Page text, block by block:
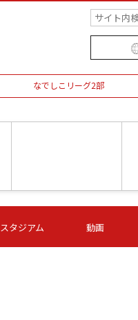
なでしこリーグ2部
第16節 09/06 (日) 15:00
-
スタジアム 動画